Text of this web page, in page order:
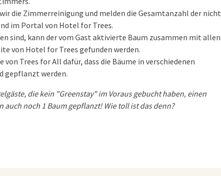
die Zimmerreinigung und melden die Gesamtanzahl der nicht
im Portal von Hotel for Trees.
sind, kann der vom Gast aktivierte Baum zusammen mit allen
von Hotel for Trees gefunden werden.
Trees for All dafür, dass die Bäume in verschiedenen
gepflanzt werden.
die kein "Greenstay" im Voraus gebucht haben, einen
noch 1 Baum gepflanzt! Wie toll ist das denn?